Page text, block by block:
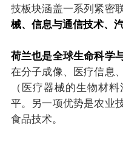
技板块涵盖一系列紧密
械、信息与通信技术、
荷兰也是全球生命科学
在分子成像、医疗信息
（医疗器械的生物材
平。另一项优势是农业
食品技术。